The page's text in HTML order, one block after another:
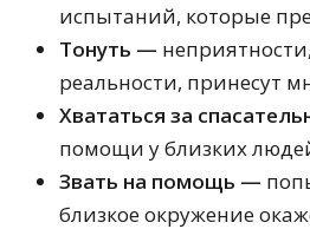
испытаний, которые
Тонуть —
реальности, принесут
Хвататься за
помощи у близких
Звать на помощь —
близкое окружение